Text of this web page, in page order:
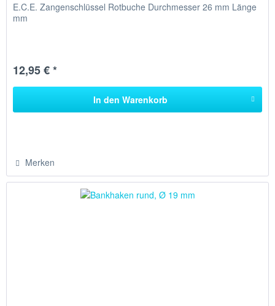
E.C.E. Zangenschlüssel Rotbuche Durchmesser 26 mm Länge
mm
12,95 € *
In den Warenkorb
Merken